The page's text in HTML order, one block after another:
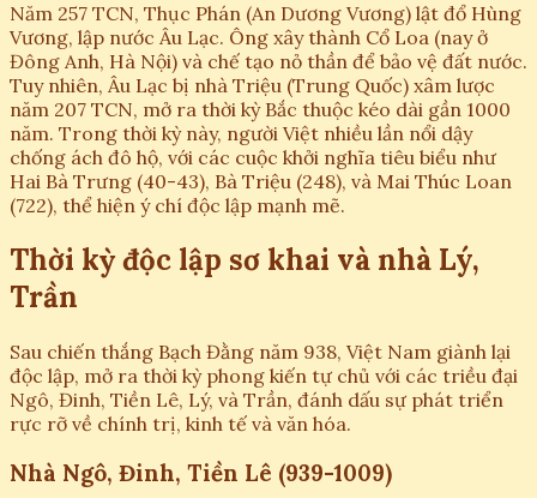
Năm 257 TCN, Thục Phán (An Dương Vương) lật đổ Hùng
Vương, lập nước Âu Lạc. Ông xây thành Cổ Loa (nay ở
Đông Anh, Hà Nội) và chế tạo nỏ thần để bảo vệ đất nước.
Tuy nhiên, Âu Lạc bị nhà Triệu (Trung Quốc) xâm lược
năm 207 TCN, mở ra thời kỳ Bắc thuộc kéo dài gần 1000
năm. Trong thời kỳ này, người Việt nhiều lần nổi dậy
chống ách đô hộ, với các cuộc khởi nghĩa tiêu biểu như
Hai Bà Trưng (40-43), Bà Triệu (248), và Mai Thúc Loan
(722), thể hiện ý chí độc lập mạnh mẽ.
Thời kỳ độc lập sơ khai và nhà Lý,
Trần
Sau chiến thắng Bạch Đằng năm 938, Việt Nam giành lại
độc lập, mở ra thời kỳ phong kiến tự chủ với các triều đại
Ngô, Đinh, Tiền Lê, Lý, và Trần, đánh dấu sự phát triển
rực rỡ về chính trị, kinh tế và văn hóa.
Nhà Ngô, Đinh, Tiền Lê (939-1009)